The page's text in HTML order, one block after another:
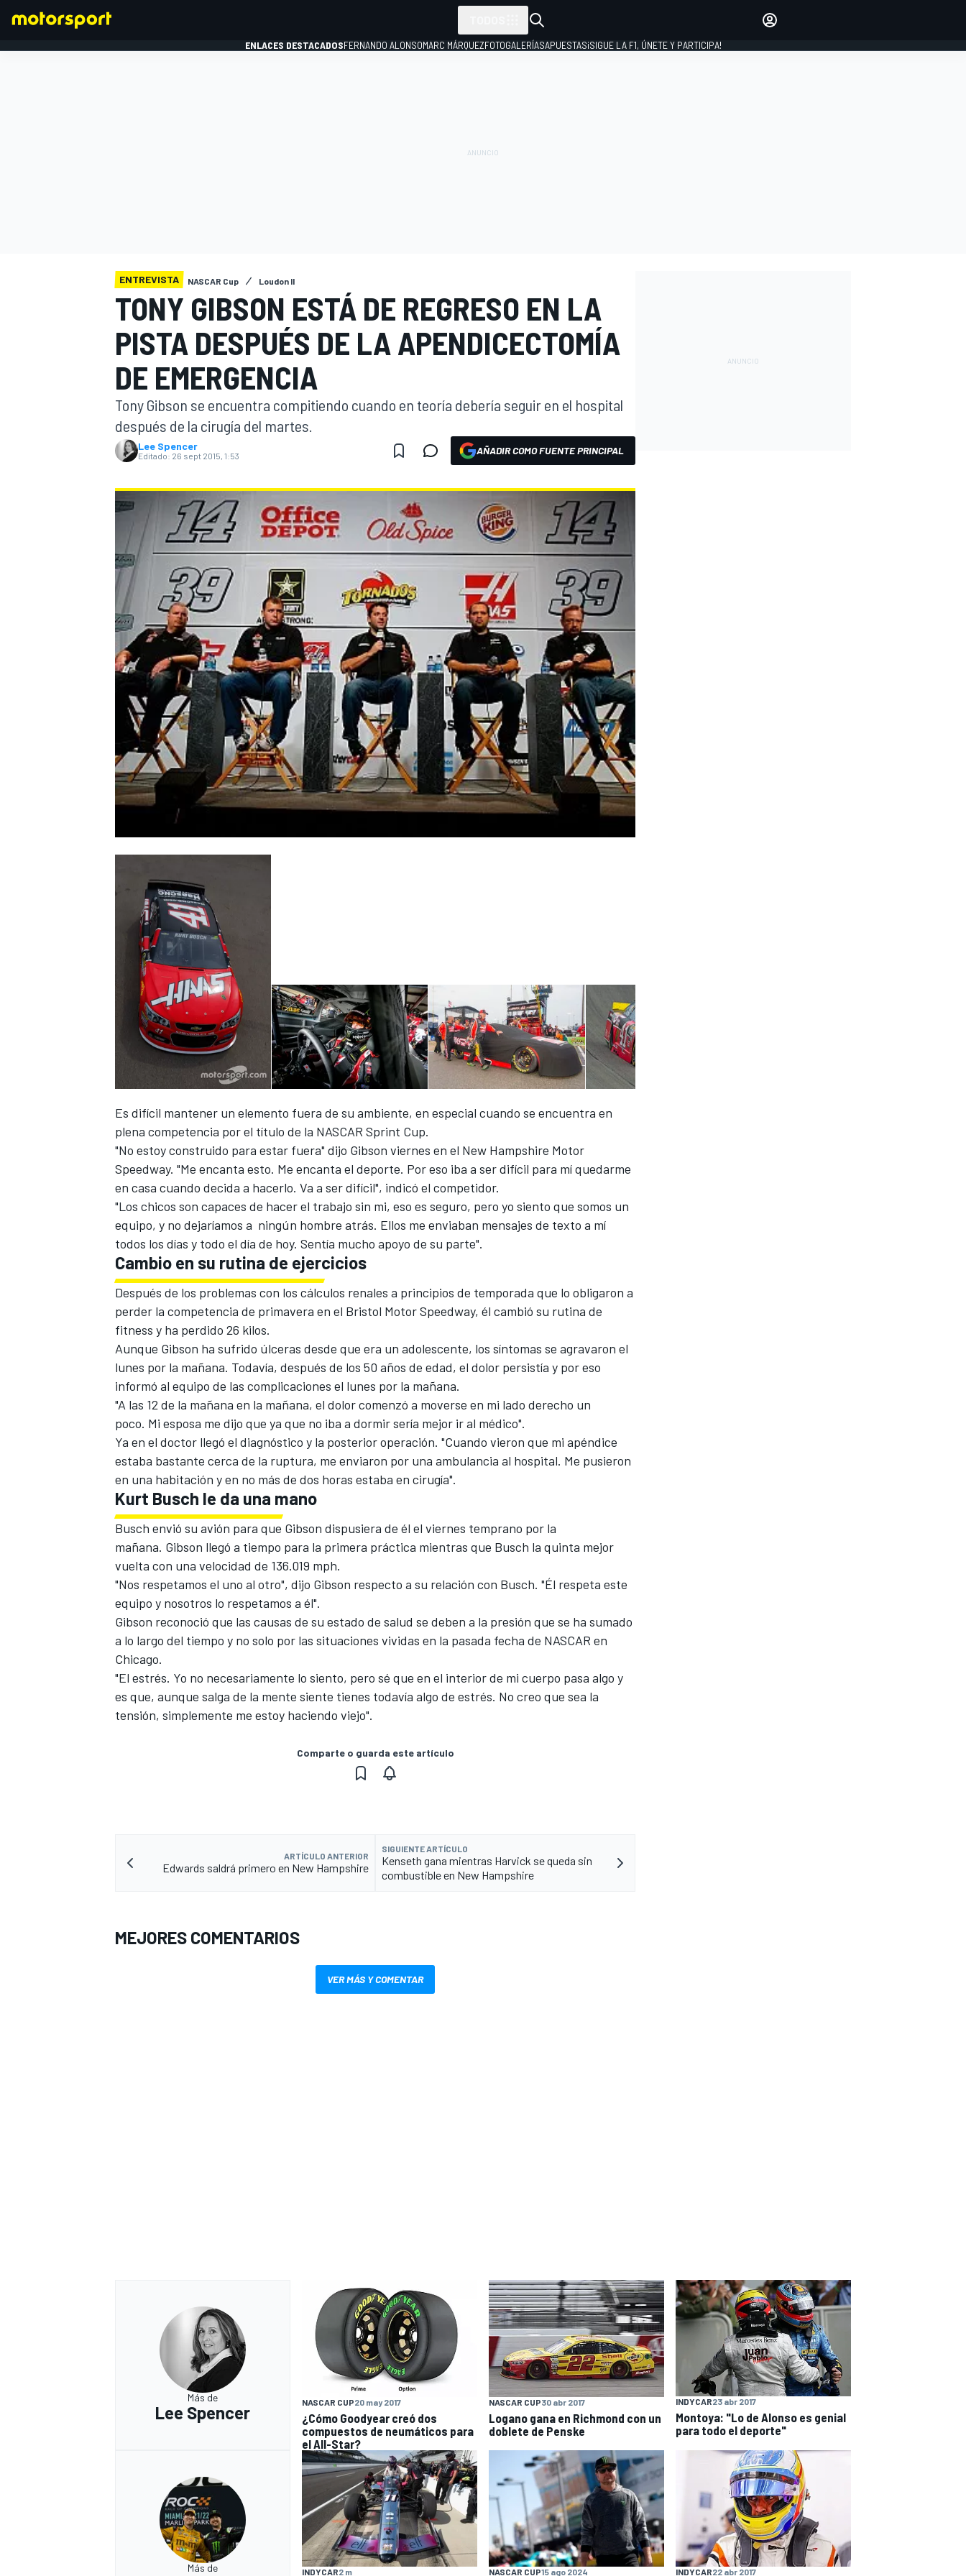
WEC FÓRMULA E
MÁS CATEGORÍAS
ENLACES DESTACADOSFERNANDO ALONSOMARC MÁRQUEZFOTOGALERÍASAPUESTAS¡SIGUE LA F1, ÚNETE Y PARTICIPA!
ENTREVISTA NASCAR Cup Loudon II
TONY GIBSON ESTÁ DE REGRESO EN LA
PISTA DESPUÉS DE LA APENDICECTOMÍA
DE EMERGENCIA
Tony Gibson se encuentra compitiendo cuando en teoría debería seguir en el hospital
después de la cirugía del martes.
Lee Spencer
Editado: 26 sept 2015, 1:53 AÑADIR COMO FUENTE PRINCIPAL
Es difícil mantener un elemento fuera de su ambiente, en especial cuando se encuentra en
plena competencia por el título de la NASCAR Sprint Cup.
"No estoy construido para estar fuera" dijo Gibson viernes en el New Hampshire Motor
Speedway. "Me encanta esto. Me encanta el deporte. Por eso iba a ser difícil para mí quedarme
en casa cuando decida a hacerlo. Va a ser difícil", indicó el competidor.
"Los chicos son capaces de hacer el trabajo sin mi, eso es seguro, pero yo siento que somos un
equipo, y no dejaríamos a ningún hombre atrás. Ellos me enviaban mensajes de texto a mí
todos los días y todo el día de hoy. Sentía mucho apoyo de su parte".
Cambio en su rutina de ejercicios
Después de los problemas con los cálculos renales a principios de temporada que lo obligaron a
perder la competencia de primavera en el Bristol Motor Speedway, él cambió su rutina de
fitness y ha perdido 26 kilos.
Aunque Gibson ha sufrido úlceras desde que era un adolescente, los síntomas se agravaron el
lunes por la mañana. Todavía, después de los 50 años de edad, el dolor persistía y por eso
informó al equipo de las complicaciones el lunes por la mañana.
"A las 12 de la mañana en la mañana, el dolor comenzó a moverse en mi lado derecho un
poco. Mi esposa me dijo que ya que no iba a dormir sería mejor ir al médico".
Ya en el doctor llegó el diagnóstico y la posterior operación. "Cuando vieron que mi apéndice
estaba bastante cerca de la ruptura, me enviaron por una ambulancia al hospital. Me pusieron
en una habitación y en no más de dos horas estaba en cirugía".
Kurt Busch le da una mano
Busch envió su avión para que Gibson dispusiera de él el viernes temprano por la
mañana. Gibson llegó a tiempo para la primera práctica mientras que Busch la quinta mejor
vuelta con una velocidad de 136.019 mph.
"Nos respetamos el uno al otro", dijo Gibson respecto a su relación con Busch. "Él respeta este
equipo y nosotros lo respetamos a él".
Gibson reconoció que las causas de su estado de salud se deben a la presión que se ha sumado
a lo largo del tiempo y no solo por las situaciones vividas en la pasada fecha de NASCAR en
Chicago.
"El estrés. Yo no necesariamente lo siento, pero sé que en el interior de mi cuerpo pasa algo y
es que, aunque salga de la mente siente tienes todavía algo de estrés. No creo que sea la
tensión, simplemente me estoy haciendo viejo".
Comparte o guarda este artículo
ARTÍCULO ANTERIOR
Edwards saldrá primero en New Hampshire
SIGUIENTE ARTÍCULO
Kenseth gana mientras Harvick se queda sin
combustible en New Hampshire
MEJORES COMENTARIOS
VER MÁS Y COMENTAR
Más de
Lee Spencer
NASCAR CUP20 may 2017
¿Cómo Goodyear creó dos
compuestos de neumáticos para
el All-Star?
NASCAR CUP30 abr 2017
Logano gana en Richmond con un
doblete de Penske
INDYCAR23 abr 2017
Montoya: "Lo de Alonso es genial
para todo el deporte"
Más de INDYCAR2 m NASCAR CUP15 ago 2024 INDYCAR22 abr 2017